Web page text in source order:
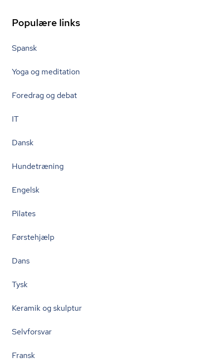
Populære links
Spansk
Yoga og meditation
Foredrag og debat
IT
Dansk
Hundetræning
Engelsk
Pilates
Førstehjælp
Dans
Tysk
Keramik og skulptur
Selvforsvar
Fransk